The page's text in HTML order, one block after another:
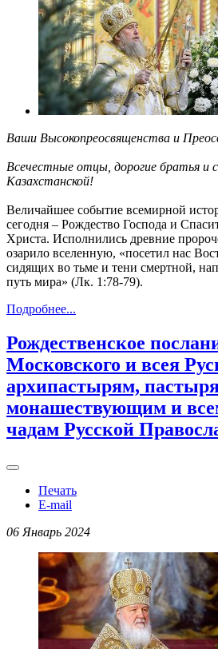
Ваши Высокопреосвященства и
Всечестные отцы, дорогие братья и
Казахстанской!
Величайшее событие всемирной
сегодня – Рождество Господа и
Христа. Исполнились древние
озарило вселенную, «посетил нас
сидящих во тьме и тени смертной,
путь мира» (Лк. 1:78-79).
Подробнее...
Рождественское
Московского и всея
архипастырям,
монашествующим и
чадам Русской
Печать
E-mail
06 Январь 2024